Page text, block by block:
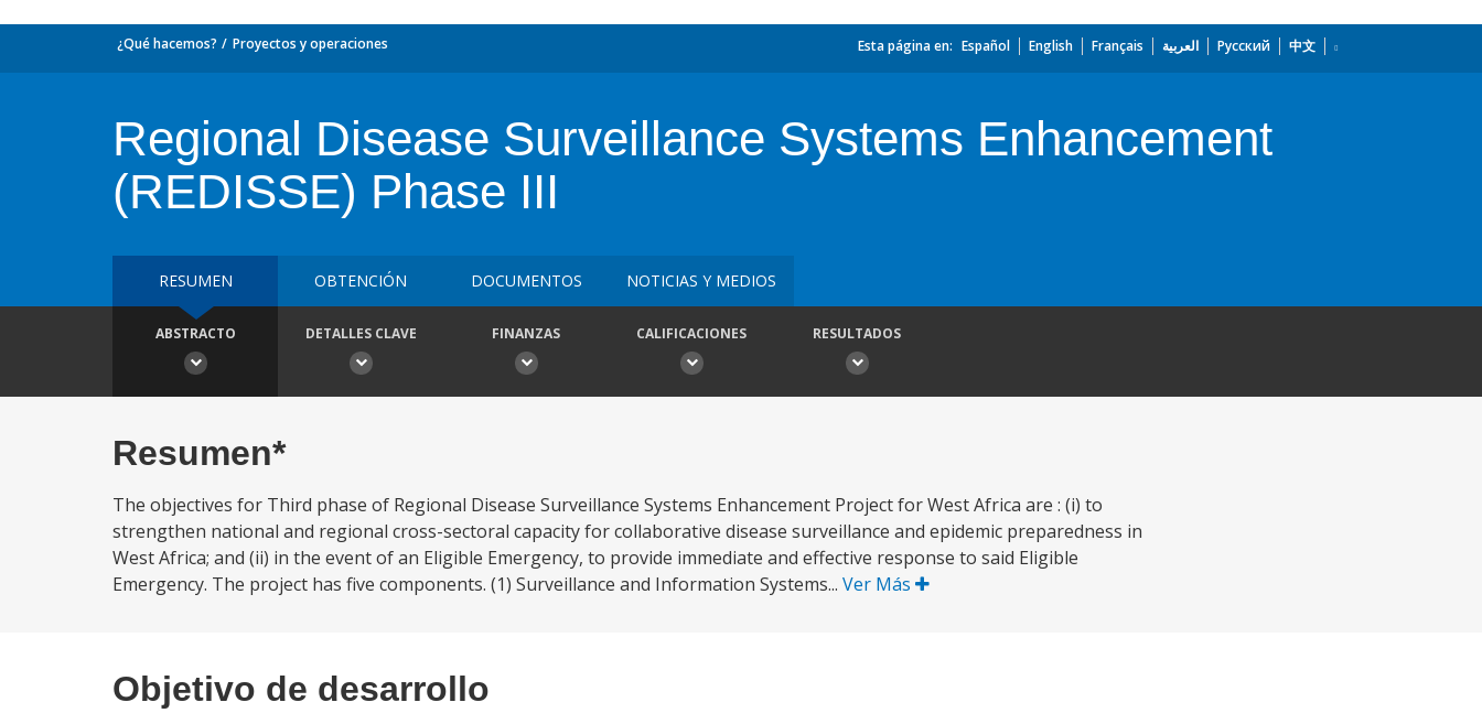
¿Qué hacemos? Proyectos y operaciones Esta página en: Español English Français العربية Русский 中文
Regional Disease Surveillance Systems Enhancement
(REDISSE) Phase III
RESUMEN OBTENCIÓN DOCUMENTOS NOTICIAS Y MEDIOS
ABSTRACTO DETALLES CLAVE FINANZAS CALIFICACIONES RESULTADOS
Resumen*
The objectives for Third phase of Regional Disease Surveillance Systems Enhancement Project for West Africa are : (i) to
strengthen national and regional cross-sectoral capacity for collaborative disease surveillance and epidemic preparedness in
West Africa; and (ii) in the event of an Eligible Emergency, to provide immediate and effective response to said Eligible
Emergency. The project has five components. (1) Surveillance and Information Systems... Ver Más
Objetivo de desarrollo